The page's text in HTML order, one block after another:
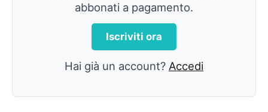
abbonati a pagamento.
Iscriviti ora
Hai già un account? Accedi